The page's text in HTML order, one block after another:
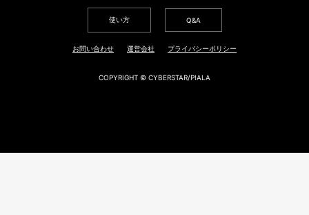
使い方 Q&A
お問い合わせ 運営会社 プライバシーポリシー
COPYRIGHT © CYBERSTAR/PIALA